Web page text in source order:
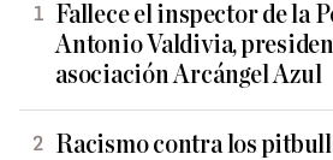
Fallece el inspector de la
Antonio Valdivia,
asociación Arcángel Azul
Racismo contra los